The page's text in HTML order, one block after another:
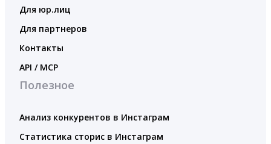
Для юр.лиц
Для партнеров
Контакты
API / MCP
Полезное
Анализ конкурентов в Инстаграм
Статистика сторис в Инстаграм